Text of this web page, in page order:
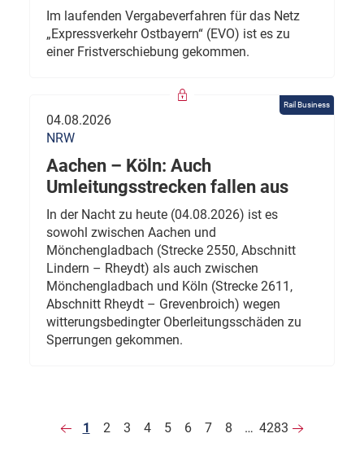
Im laufenden Vergabeverfahren für das Netz
„Expressverkehr Ostbayern“ (EVO) ist es zu
einer Fristverschiebung gekommen.
Rail Business
04.08.2026
NRW
Aachen – Köln: Auch
Umleitungsstrecken fallen aus
In der Nacht zu heute (04.08.2026) ist es
sowohl zwischen Aachen und
Mönchengladbach (Strecke 2550, Abschnitt
Lindern – Rheydt) als auch zwischen
Mönchengladbach und Köln (Strecke 2611,
Abschnitt Rheydt – Grevenbroich) wegen
witterungsbedingter Oberleitungsschäden zu
Sperrungen gekommen.
1 2 3 4 5 6 7 8 … 4283